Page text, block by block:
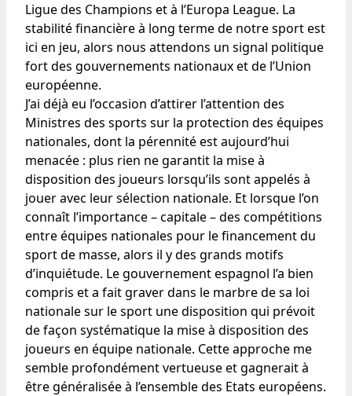
Ligue des Champions et à l’Europa League. La
stabilité financière à long terme de notre sport est
ici en jeu, alors nous attendons un signal politique
fort des gouvernements nationaux et de l’Union
européenne.
J’ai déjà eu l’occasion d’attirer l’attention des
Ministres des sports sur la protection des équipes
nationales, dont la pérennité est aujourd’hui
menacée : plus rien ne garantit la mise à
disposition des joueurs lorsqu’ils sont appelés à
jouer avec leur sélection nationale. Et lorsque l’on
connaît l’importance – capitale – des compétitions
entre équipes nationales pour le financement du
sport de masse, alors il y des grands motifs
d’inquiétude. Le gouvernement espagnol l’a bien
compris et a fait graver dans le marbre de sa loi
nationale sur le sport une disposition qui prévoit
de façon systématique la mise à disposition des
joueurs en équipe nationale. Cette approche me
semble profondément vertueuse et gagnerait à
être généralisée à l’ensemble des Etats européens.